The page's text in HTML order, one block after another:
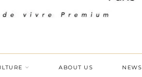
ABOUT US NEWS